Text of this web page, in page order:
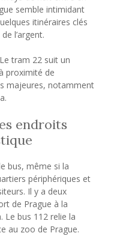
semble intimidant
itinéraires clés
l’argent.
Le tram 22 suit un
proximité de
majeures, notamment
endroits
bus, même si la
périphériques et
Il y a deux
de Prague à la
Le bus 112 relie la
au zoo de Prague.